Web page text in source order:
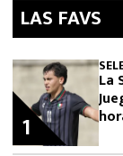
LAS FAVS
La
1